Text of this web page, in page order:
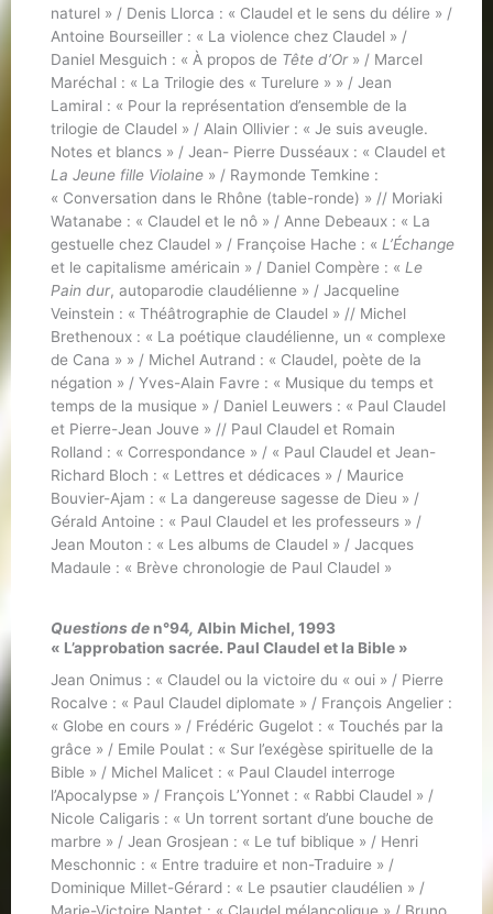
naturel » / Denis Llorca : « Claudel et le sens du délire » /
Antoine Bourseiller : « La violence chez Claudel » /
Daniel Mesguich : « À propos de Tête d’Or » / Marcel
Maréchal : « La Trilogie des « Turelure » » / Jean
Lamiral : « Pour la représentation d’ensemble de la
trilogie de Claudel » / Alain Ollivier : « Je suis aveugle.
Notes et blancs » / Jean- Pierre Dusséaux : « Claudel et
La Jeune fille Violaine » / Raymonde Temkine :
« Conversation dans le Rhône (table-ronde) » // Moriaki
Watanabe : « Claudel et le nô » / Anne Debeaux : « La
gestuelle chez Claudel » / Françoise Hache : « L’Échange
et le capitalisme américain » / Daniel Compère : « Le
Pain dur, autoparodie claudélienne » / Jacqueline
Veinstein : « Théâtrographie de Claudel » // Michel
Brethenoux : « La poétique claudélienne, un « complexe
de Cana » » / Michel Autrand : « Claudel, poète de la
négation » / Yves-Alain Favre : « Musique du temps et
temps de la musique » / Daniel Leuwers : « Paul Claudel
et Pierre-Jean Jouve » // Paul Claudel et Romain
Rolland : « Correspondance » / « Paul Claudel et Jean-
Richard Bloch : « Lettres et dédicaces » / Maurice
Bouvier-Ajam : « La dangereuse sagesse de Dieu » /
Gérald Antoine : « Paul Claudel et les professeurs » /
Jean Mouton : « Les albums de Claudel » / Jacques
Madaule : « Brève chronologie de Paul Claudel »
Questions de n°94, Albin Michel, 1993
« L’approbation sacrée. Paul Claudel et la Bible »
Jean Onimus : « Claudel ou la victoire du « oui » / Pierre
Rocalve : « Paul Claudel diplomate » / François Angelier :
« Globe en cours » / Frédéric Gugelot : « Touchés par la
grâce » / Emile Poulat : « Sur l’exégèse spirituelle de la
Bible » / Michel Malicet : « Paul Claudel interroge
l’Apocalypse » / François L’Yonnet : « Rabbi Claudel » /
Nicole Caligaris : « Un torrent sortant d’une bouche de
marbre » / Jean Grosjean : « Le tuf biblique » / Henri
Meschonnic : « Entre traduire et non-Traduire » /
Dominique Millet-Gérard : « Le psautier claudélien » /
Marie-Victoire Nantet : « Claudel mélancolique » / Bruno